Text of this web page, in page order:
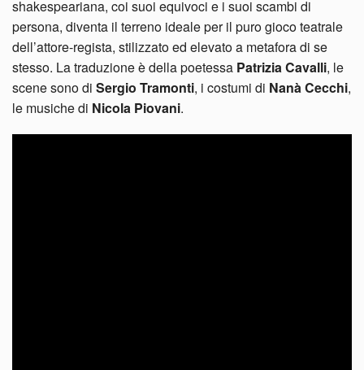
shakespeariana, coi suoi equivoci e i suoi scambi di
persona, diventa il terreno ideale per il puro gioco teatrale
dell’attore-regista, stilizzato ed elevato a metafora di se
stesso. La traduzione è della poetessa Patrizia Cavalli, le
scene sono di Sergio Tramonti, i costumi di Nanà Cecchi,
le musiche di Nicola Piovani.